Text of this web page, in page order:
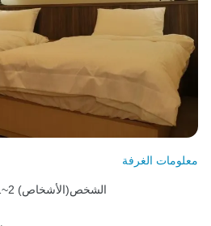
معلومات الغرفة
1~2 الشخص(الأشخاص)